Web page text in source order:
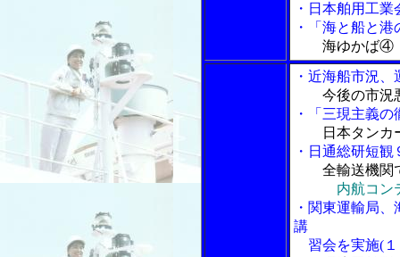
・日本舶用工
・「海と船と
海ゆかば④
・近海船市況
今後の市況
・「三現主義
日本タン
・日通総研短観
全輸送機関
内航コン
・関東運輸局
講
習会を実施(１